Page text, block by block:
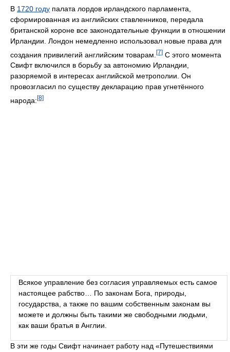
В 1720 году палата лордов ирландского парламента,
сформированная из английских ставленников, передала
британской короне все законодательные функции в отношении
Ирландии. Лондон немедленно использовал новые права для
создания привилегий английским товарам. [7] С этого момента
Свифт включился в борьбу за автономию Ирландии,
разоряемой в интересах английской метрополии. Он
провозгласил по существу декларацию прав угнетённого
народа: [8]
Всякое управление без согласия управляемых есть самое
настоящее рабство… По законам Бога, природы,
государства, а также по вашим собственным законам вы
можете и должны быть такими же свободными людьми,
как ваши братья в Англии.
В эти же годы Свифт начинает работу над «Путешествиями